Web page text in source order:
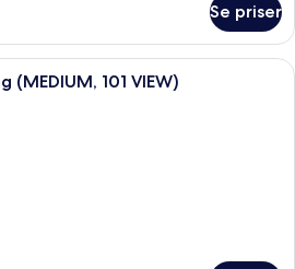
Se priser
Et moderne hotelværelse med et
(MEDIUM, 101 VIEW)